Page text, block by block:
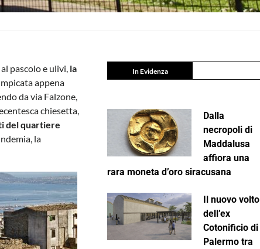
pascolo e ulivi, la
appena
da via Falzone,
chiesetta,
del quartiere
la
In Evidenza
Dalla
necropoli di
Maddalusa
affiora una
rara moneta d’oro siracusana
Il nuovo volto
dell’ex
Cotonificio di
Palermo tra